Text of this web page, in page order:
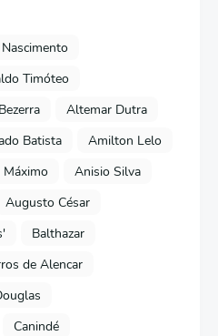
Timóteo
Altemar Dutra
Batista
Amilton Lelo
Anisio Silva
Augusto César
Balthazar
de Alencar
Canindé